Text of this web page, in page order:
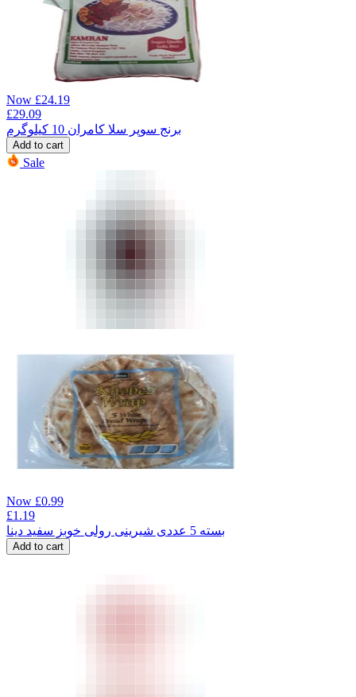
Now £24.19
£29.09
برنج سوپر سلا کامران 10 کیلوگرم
Add to cart
Sale
Now £0.99
£1.19
بسته 5 عددی شیرینی رولی خوبز سفید دینا
Add to cart